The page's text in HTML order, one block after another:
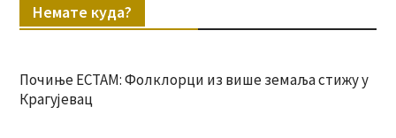
Немате куда?
Почиње ЕСТАМ: Фолклорци из више земаља стижу у
Крагујевац